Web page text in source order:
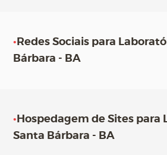
• Redes Sociais para
Bárbara - BA
• Hospedagem de Sites para
Santa Bárbara - BA